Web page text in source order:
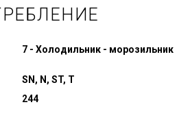
7 - Холодильник - морозильник
SN, N, ST, T
244